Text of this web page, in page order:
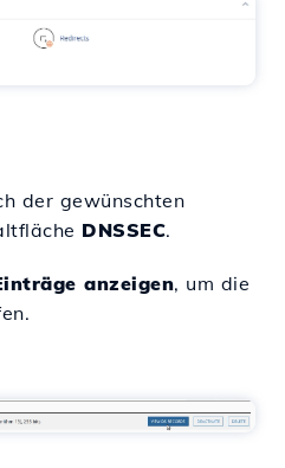
der gewünschten
DNSSEC.
anzeigen, um die